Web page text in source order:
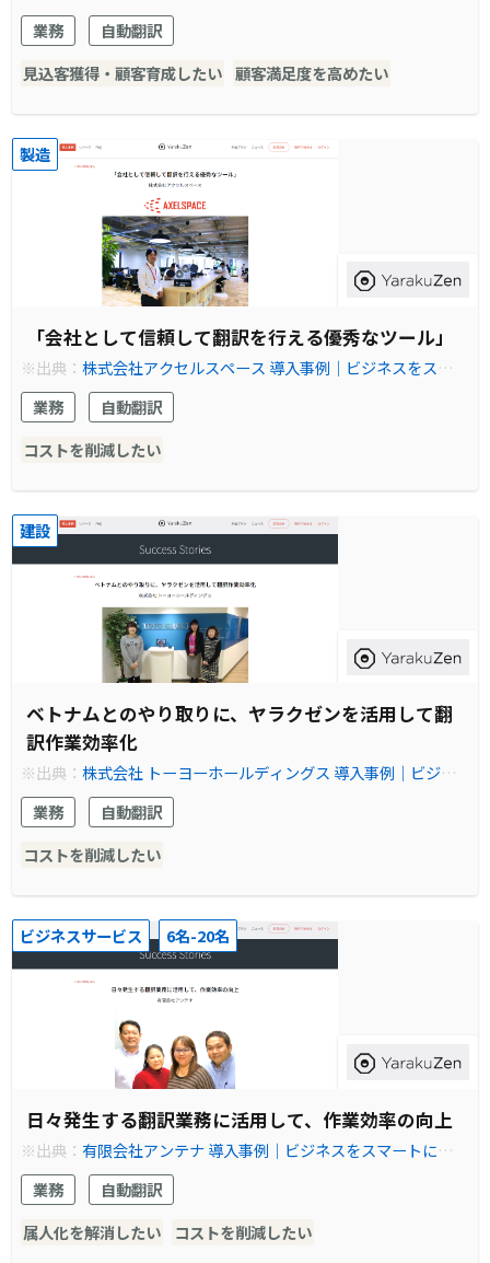
ンライン自動翻訳ソフト ヤラクゼン
業務
自動翻訳
見込客獲得・顧客育成したい 顧客満足度を高めたい
製造
「会社として信頼して翻訳を行える優秀なツール」
※出典：株式会社アクセルスペース 導入事例｜ビジネスをスマー
トにするオンライン自動翻訳ソフト ヤラクゼン
業務
自動翻訳
コストを削減したい
建設
ベトナムとのやり取りに、ヤラクゼンを活用して翻
訳作業効率化
※出典：株式会社 トーヨーホールディングス 導入事例｜ビジネ
スをスマートにするオンライン自動翻訳ソフト ヤラクゼン
業務
自動翻訳
コストを削減したい
ビジネスサービス 6名-20名
日々発生する翻訳業務に活用して、作業効率の向上
※出典：有限会社アンテナ 導入事例｜ビジネスをスマートにする
オンライン自動翻訳ソフト ヤラクゼン
業務
自動翻訳
属人化を解消したい
コストを削減したい